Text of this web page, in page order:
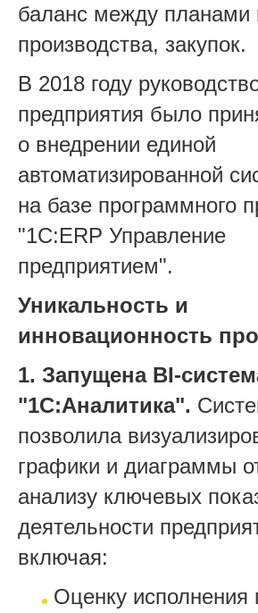
баланс между планами
производства, закупок.
В 2018 году
предприятия было
о внедрении единой
автоматизированной
на базе программного
"1С:ERP Управление
предприятием".
Уникальность и
инновационность
1. Запущена BI-
"1С:Аналитика".
позволила
графики и диаграммы
анализу ключевых
деятельности
включая:
Оценку исполнения